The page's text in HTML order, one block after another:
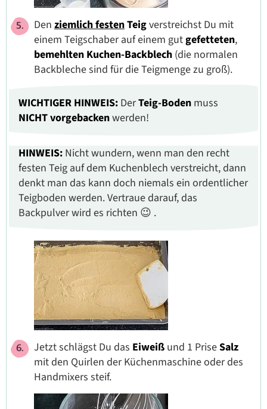
Den ziemlich festenTeigverstreichst Du mit
einem Teigschaber auf einem gutgefetteten,
bemehlten Kuchen-Backblech (die normalen
Backbleche sind für die Teigmenge zu groß).
WICHTIGER HINWEIS: DerTeig-Boden muss
NICHT vorgebackenwerden!
HINWEIS: Nicht wundern, wenn man den recht
festen Teig auf dem Kuchenblech verstreicht, dann
denkt man das kann doch niemals ein ordentlicher
Teigboden werden. Vertraue darauf, das
Backpulver wird es richten 😉 .
Jetzt schlägst Du das Eiweiß und 1 PriseSalz
mit den Quirlen der Küchenmaschine oder des
Handmixers steif.